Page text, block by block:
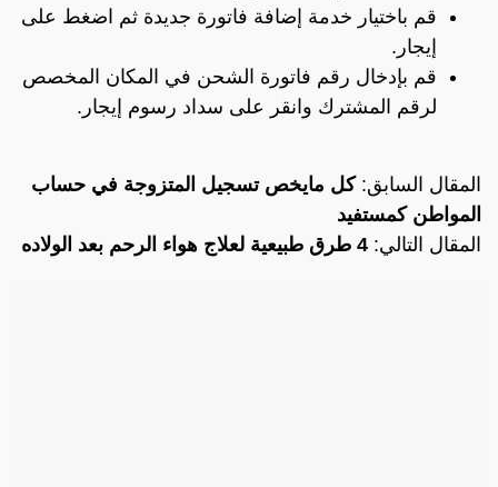
قم باختيار خدمة إضافة فاتورة جديدة ثم اضغط على
إيجار.
قم بإدخال رقم فاتورة الشحن في المكان المخصص
لرقم المشترك وانقر على سداد رسوم إيجار.
المقال السابق:كل مايخص تسجيل المتزوجة في حساب
المواطن كمستفيد
المقال التالي: 4 طرق طبيعية لعلاج هواء الرحم بعد الولاده